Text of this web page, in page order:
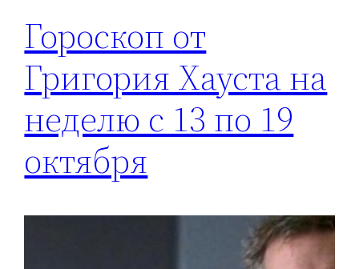
Гороскоп от
Григория Хауста на
неделю с 13 по 19
октября